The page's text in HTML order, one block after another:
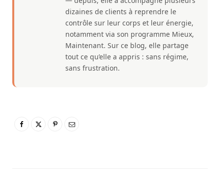
dizaines de clients à reprendre le
contrôle sur leur corps et leur énergie,
notamment via son programme Mieux,
Maintenant. Sur ce blog, elle partage
tout ce qu’elle a appris : sans régime,
sans frustration.